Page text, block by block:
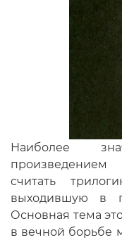
Наиболее
считать
выходившую в
Основная тема
в вечной борьбе